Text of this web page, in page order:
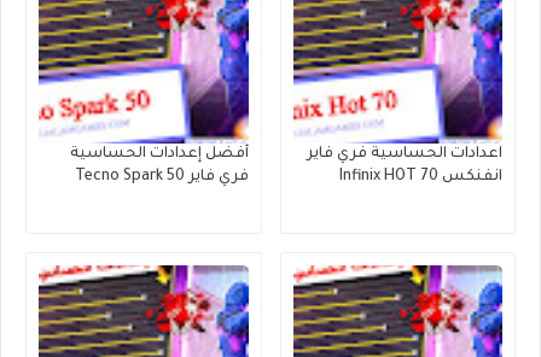
اعدادات الحساسية فري فاير
انفنكس Infinix HOT 70
أفضل إعدادات الحساسية
فري فاير Tecno Spark 50